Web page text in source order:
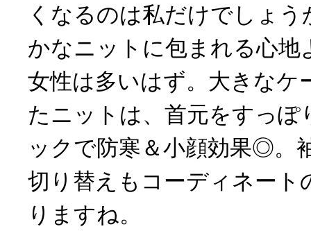
くなるのは私だけでしょ
かなニットに包まれる心地
女性は多いはず。大きなケ
たニットは、首元をすっぽ
ックで防寒＆小顔効果◎。
切り替えもコーディネート
りますね。